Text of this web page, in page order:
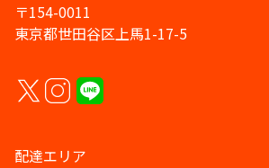
〒154-0011
東京都世田谷区上馬1-17-5
配達エリア